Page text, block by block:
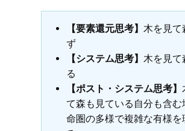
【要素還元思考】 木を見て
ず
【システム思考】 木を見て
る
【ポスト・システム思考】
て森も見ている自分も含む
命圏の多様で複雑な有様を